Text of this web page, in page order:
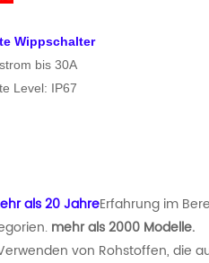
Wippschalter
bis 30A
Level: IP67
als 20 JahreErfahrung im
mehr als 2000 Modelle.
von Rohstoffen, die